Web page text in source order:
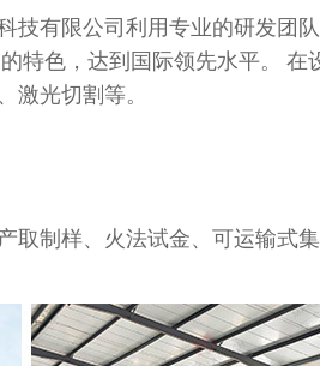
技有限公司利用专业的研发团
特色，达到国际领先水平。
激光切割等。
取制样、火法试金、可运输式